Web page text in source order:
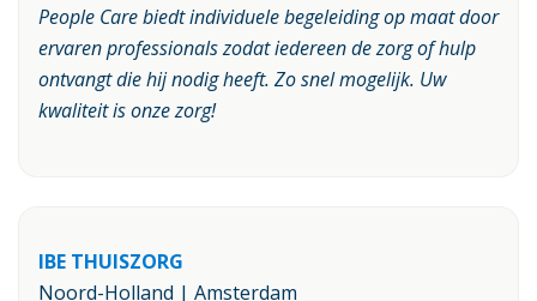
People Care biedt individuele begeleiding op maat door
ervaren professionals zodat iedereen de zorg of hulp
ontvangt die hij nodig heeft. Zo snel mogelijk. Uw
kwaliteit is onze zorg!
IBE THUISZORG
Noord-Holland | Amsterdam